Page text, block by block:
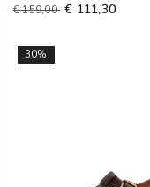
€ 159,00 € 111,30
30%